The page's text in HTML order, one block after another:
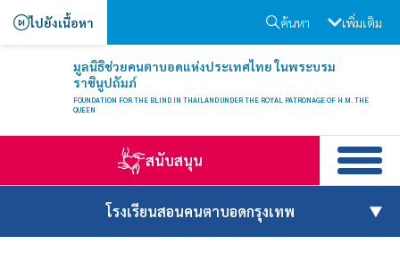
ไปยังเนื้อหา ค้นหา เพิ่มเติม
มูลนิธิช่วยคนตาบอดแห่งประเทศไทย ในพระบรม
ราชินูปถัมภ์
FOUNDATION FOR THE BLIND IN THAILAND UNDER THE ROYAL PATRONAGE OF H.M. THE
QUEEN
สนับสนุน
โรงเรียนสอนคนตาบอดกรุงเทพ